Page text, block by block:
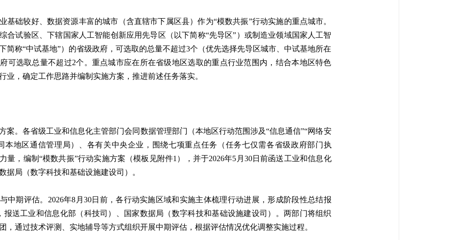
基础较好、数据资源丰富的城市（含直辖市下属区县）作为“模数共振”行动实施的重点城市。
合试验区、下辖国家人工智能创新应用先导区（以下简称“先导区”）或制造业领域国家人工智
简称“中试基地”）的省级政府，可选取的总量不超过3个（优先选择先导区城市、中试基地所在
可选取总量不超过2个。重点城市应在所在省级地区选取的重点行业范围内，结合本地区特色
业，确定工作思路并编制实施方案，推进前述任务落实。
案。各省级工业和信息化主管部门会同数据管理部门（本地区行动范围涉及“信息通信”“网络安
本地区通信管理局）、各有关中央企业，围绕七项重点任务（任务七仅需各省级政府部门执
量，编制“模数共振”行动实施方案（模板见附件1），并于2026年5月30日前函送工业和信息化
据局（数字科技和基础设施建设司）。
与中期评估。2026年8月30日前，各行动实施区域和实施主体梳理行动进展，形成阶段性总结报
报送工业和信息化部（科技司）、国家数据局（数字科技和基础设施建设司）。两部门将组织
，通过技术评测、实地辅导等方式组织开展中期评估，根据评估情况优化调整实施过程。